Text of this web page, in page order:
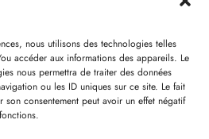
nous utilisons des technologies telles
accéder aux informations des appareils. Le
nous permettra de traiter des données
ou les ID uniques sur ce site. Le fait
consentement peut avoir un effet négatif